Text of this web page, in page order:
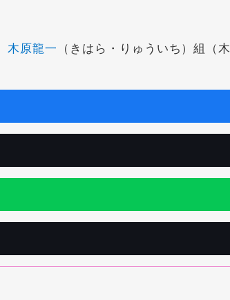
木原龍一 （きはら・りゅういち）組（木